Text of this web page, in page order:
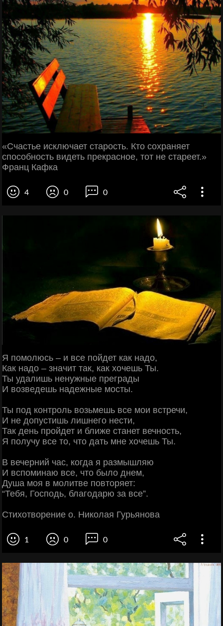
«Счастье исключает старость. Кто сохраняет
способность видеть прекрасное, тот не стареет.»
Франц Кафка
4 0 0
Я помолюсь – и все пойдет как надо,
Как надо – значит так, как хочешь Ты.
Ты удалишь ненужные преграды
И возведешь надежные мосты.
Ты под контроль возьмешь все мои встречи,
И не допустишь лишнего нести,
Так день пройдет и ближе станет вечность,
Я получу все то, что дать мне хочешь Ты.
В вечерний час, когда я размышляю
И вспоминаю все, что было днем,
Душа моя в молитве повторяет:
“Тебя, Господь, благодарю за все”.
Стихотворение о. Николая Гурьянова
1 0 0